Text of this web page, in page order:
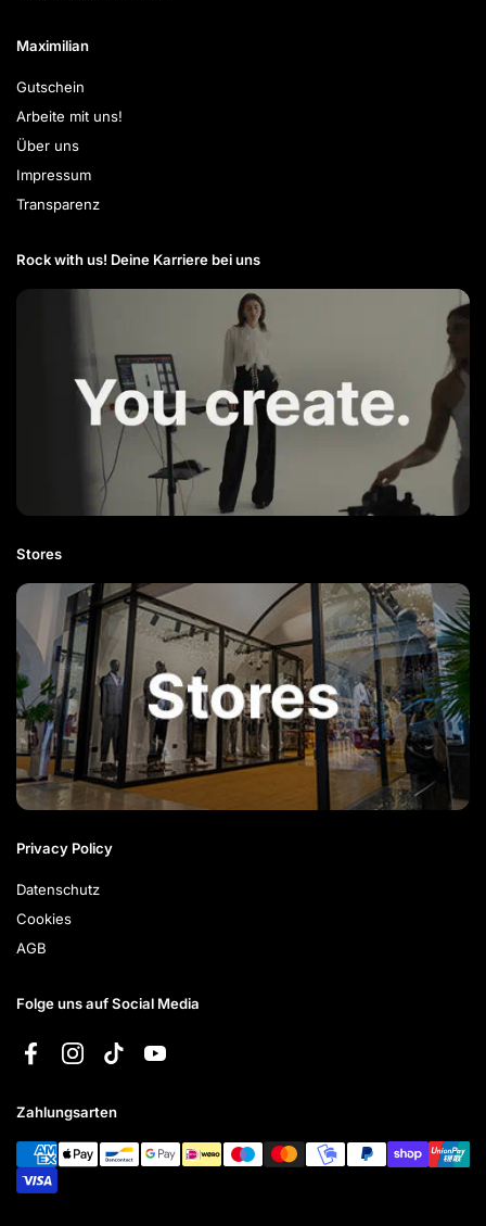
Maximilian
Gutschein
Arbeite mit uns!
Über uns
Impressum
Transparenz
Rock with us! Deine Karriere bei uns​
Stores
Privacy Policy
Datenschutz
Cookies
AGB
Folge uns auf Social Media
FacebookInstagramTikTokYouTube
Zahlungsarten